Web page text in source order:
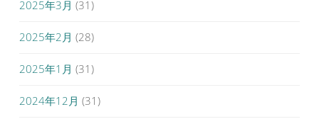
2025年3月 (31)
2025年2月 (28)
2025年1月 (31)
2024年12月 (31)